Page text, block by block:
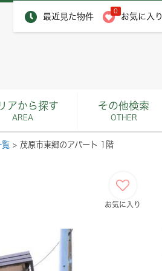
最近見た物件
0
お気に入り
アから探す
AREA
その他検索
OTHER
覧 > 茂原市東郷のアパート 1階
お気に入り